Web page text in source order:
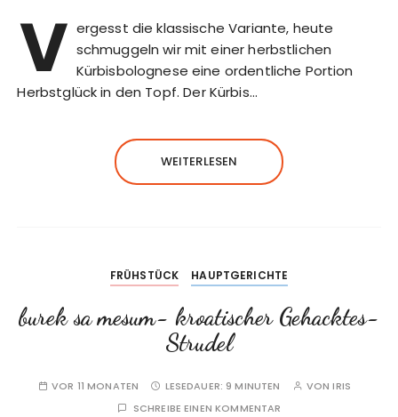
V ergesst die klassische Variante, heute
schmuggeln wir mit einer herbstlichen
Kürbisbolognese eine ordentliche Portion
Herbstglück in den Topf. Der Kürbis…
WEITERLESEN
FRÜHSTÜCK HAUPTGERICHTE
burek sa mesum- kroatischer Gehacktes-
Strudel
VOR 11 MONATEN LESEDAUER: 9 MINUTEN VONIRIS
SCHREIBE EINEN KOMMENTAR